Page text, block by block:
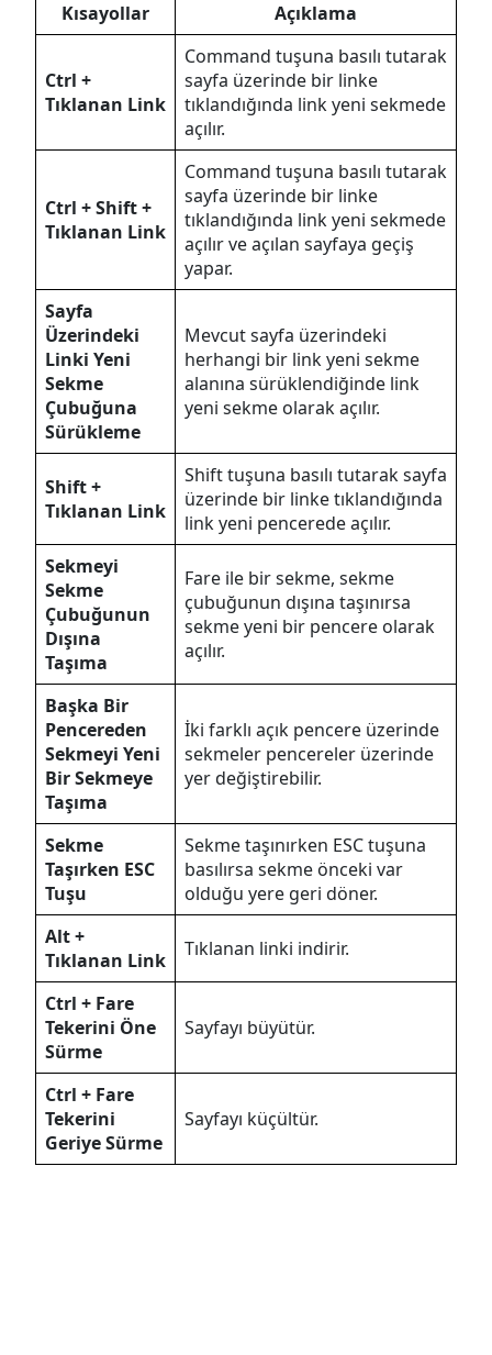
Kısayollar Açıklama
Ctrl +
Tıklanan Link
Command tuşuna basılı tutarak
sayfa üzerinde bir linke
tıklandığında link yeni sekmede
açılır.
Ctrl + Shift +
Tıklanan Link
Command tuşuna basılı tutarak
sayfa üzerinde bir linke
tıklandığında link yeni sekmede
açılır ve açılan sayfaya geçiş
yapar.
Sayfa
Üzerindeki
Linki Yeni
Sekme
Çubuğuna
Sürükleme
Mevcut sayfa üzerindeki
herhangi bir link yeni sekme
alanına sürüklendiğinde link
yeni sekme olarak açılır.
Shift +
Tıklanan Link
Shift tuşuna basılı tutarak sayfa
üzerinde bir linke tıklandığında
link yeni pencerede açılır.
Sekmeyi
Sekme
Çubuğunun
Dışına
Taşıma
Fare ile bir sekme, sekme
çubuğunun dışına taşınırsa
sekme yeni bir pencere olarak
açılır.
Başka Bir
Pencereden
Sekmeyi Yeni
Bir Sekmeye
Taşıma
İki farklı açık pencere üzerinde
sekmeler pencereler üzerinde
yer değiştirebilir.
Sekme
Taşırken ESC
Tuşu
Sekme taşınırken ESC tuşuna
basılırsa sekme önceki var
olduğu yere geri döner.
Alt +
Tıklanan Link
Tıklanan linki indirir.
Ctrl + Fare
Tekerini Öne
Sürme
Sayfayı büyütür.
Ctrl + Fare
Tekerini
Geriye Sürme
Sayfayı küçültür.